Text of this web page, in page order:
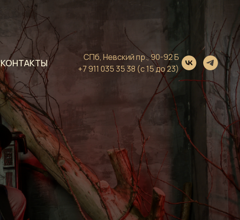
КОНТАКТЫ
СПб, Невский пр., 90-92 Б
+7 911 035 35 38 (с 15 до 23)